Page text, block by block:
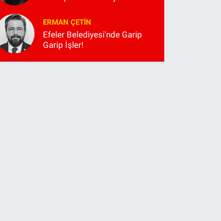
ERMAN ÇETIN
Efeler Belediyesi'nde Garip
Garip İşler!